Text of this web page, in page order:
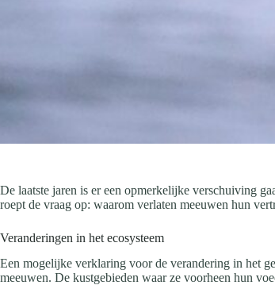
De laatste jaren is er een opmerkelijke verschuiving
roept de vraag op: waarom verlaten meeuwen hun
Veranderingen in het ecosysteem
Een mogelijke verklaring voor de verandering in het
meeuwen. De kustgebieden waar ze voorheen hun